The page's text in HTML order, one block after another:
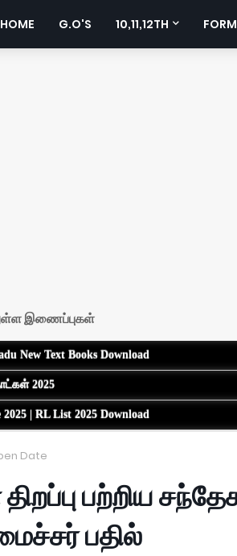
HOME G.O'S 10,11,12TH
இணைப்புகள்
New Text Books Download
2025
| RL List 2025 Download
Date
பற்றிய
பதில்